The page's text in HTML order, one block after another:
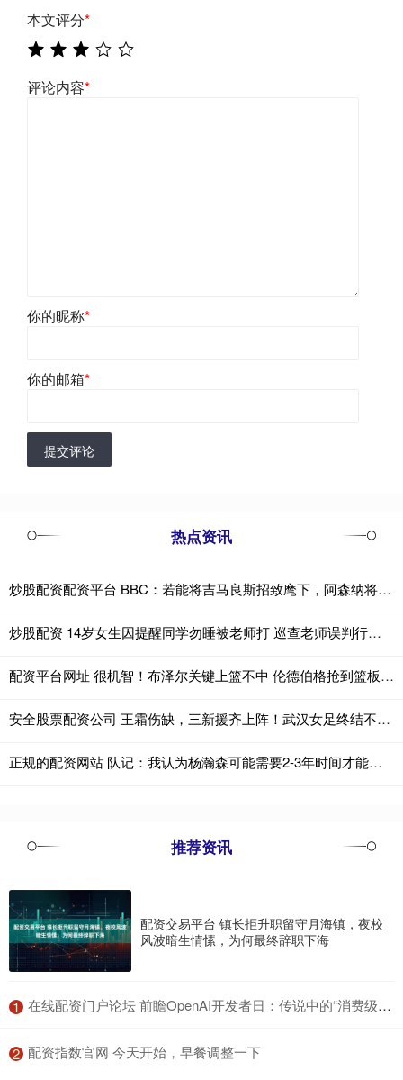
本文评分*
评论内容*
你的昵称*
你的邮箱*
提交评论
热点资讯
炒股配资配资平台 BBC：若能将吉马良斯招致麾下，阿森纳将迎来一位天生的领袖
炒股配资 14岁女生因提醒同学勿睡被老师打 巡查老师误判行为引发争议
配资平台网址 很机智！布泽尔关键上篮不中 伦德伯格抢到篮板喊停护住球权
安全股票配资公司 王霜伤缺，三新援齐上阵！武汉女足终结不胜升至第4
正规的配资网站 队记：我认为杨瀚森可能需要2-3年时间才能打出来 他是潜力股
推荐资讯
配资交易平台 镇长拒升职留守月海镇，夜校
风波暗生情愫，为何最终辞职下海
1 ​在线配资门户论坛 前瞻OpenAI开发者日：传说中的“消费级AI产品”是什么？
2 ​配资指数官网 今天开始，早餐调整一下